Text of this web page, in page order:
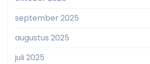
september 2025
augustus 2025
juli 2025